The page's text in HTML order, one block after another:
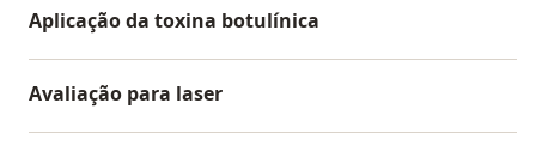
Aplicação da toxina botulínica
Avaliação para laser